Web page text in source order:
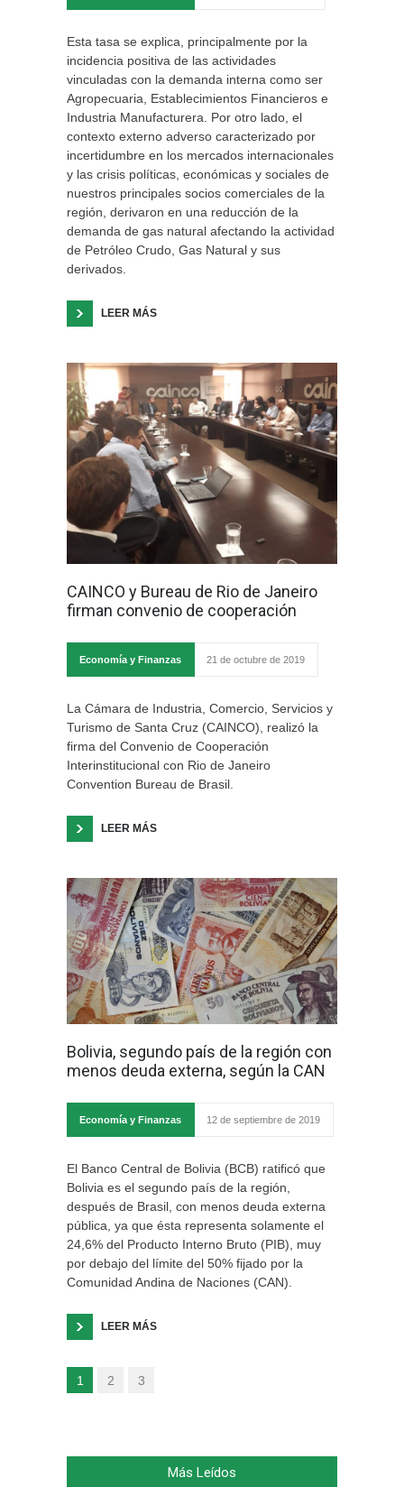
Esta tasa se explica, principalmente por la
incidencia positiva de las actividades
vinculadas con la demanda interna como ser
Agropecuaria, Establecimientos Financieros e
Industria Manufacturera. Por otro lado, el
contexto externo adverso caracterizado por
incertidumbre en los mercados internacionales
y las crisis políticas, económicas y sociales de
nuestros principales socios comerciales de la
región, derivaron en una reducción de la
demanda de gas natural afectando la actividad
de Petróleo Crudo, Gas Natural y sus
derivados.
LEER MÁS
CAINCO y Bureau de Rio de Janeiro
firman convenio de cooperación
Economía y Finanzas 21 de octubre de 2019
La Cámara de Industria, Comercio, Servicios y
Turismo de Santa Cruz (CAINCO), realizó la
firma del Convenio de Cooperación
Interinstitucional con Rio de Janeiro
Convention Bureau de Brasil.
LEER MÁS
Bolivia, segundo país de la región con
menos deuda externa, según la CAN
Economía y Finanzas 12 de septiembre de 2019
El Banco Central de Bolivia (BCB) ratificó que
Bolivia es el segundo país de la región,
después de Brasil, con menos deuda externa
pública, ya que ésta representa solamente el
24,6% del Producto Interno Bruto (PIB), muy
por debajo del límite del 50% fijado por la
Comunidad Andina de Naciones (CAN).
LEER MÁS
1 2 3
Más Leídos